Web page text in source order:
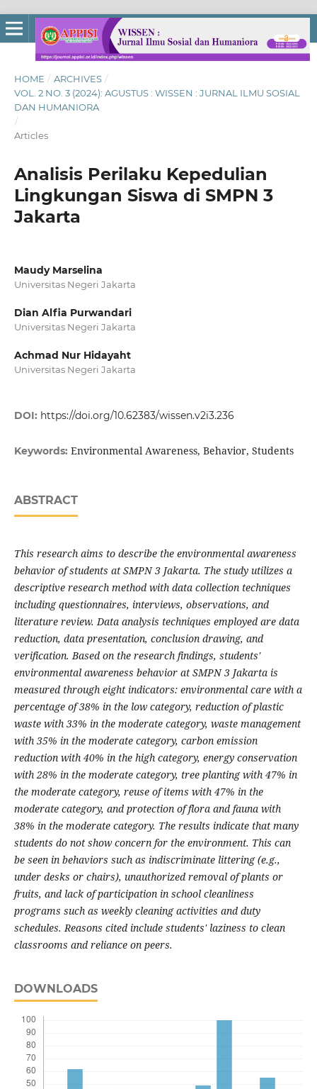
HOME / ARCHIVES /
VOL. 2 NO. 3 (2024): AGUSTUS : WISSEN : JURNAL ILMU SOSIAL
DAN HUMANIORA
/
Articles
Analisis Perilaku Kepedulian
Lingkungan Siswa di SMPN 3
Jakarta
Maudy Marselina
Universitas Negeri Jakarta
Dian Alfia Purwandari
Universitas Negeri Jakarta
Achmad Nur Hidayaht
Universitas Negeri Jakarta
DOI: https://doi.org/10.62383/wissen.v2i3.236
Keywords: Environmental Awareness, Behavior, Students
ABSTRACT
This research aims to describe the environmental awareness
behavior of students at SMPN 3 Jakarta. The study utilizes a
descriptive research method with data collection techniques
including questionnaires, interviews, observations, and
literature review. Data analysis techniques employed are data
reduction, data presentation, conclusion drawing, and
verification. Based on the research findings, students'
environmental awareness behavior at SMPN 3 Jakarta is
measured through eight indicators: environmental care with a
percentage of 38% in the low category, reduction of plastic
waste with 33% in the moderate category, waste management
with 35% in the moderate category, carbon emission
reduction with 40% in the high category, energy conservation
with 28% in the moderate category, tree planting with 47% in
the moderate category, reuse of items with 47% in the
moderate category, and protection of flora and fauna with
38% in the moderate category. The results indicate that many
students do not show concern for the environment. This can
be seen in behaviors such as indiscriminate littering (e.g.,
under desks or chairs), unauthorized removal of plants or
fruits, and lack of participation in school cleanliness
programs such as weekly cleaning activities and duty
schedules. Reasons cited include students' laziness to clean
classrooms and reliance on peers.
DOWNLOADS